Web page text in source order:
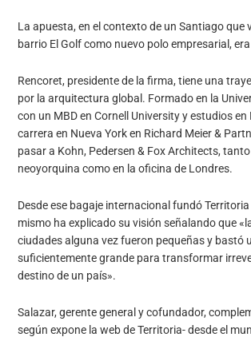
La apuesta, en el contexto de un Santiago que
barrio El Golf como nuevo polo empresarial,
Rencoret, presidente de la firma, tiene una
por la arquitectura global. Formado en la
con un MBD en Cornell University y estudios en
carrera en Nueva York en Richard Meier &
pasar a Kohn, Pedersen & Fox Architects,
neoyorquina como en la oficina de Londres.
Desde ese bagaje internacional fundó Territoria
mismo ha explicado su visión señalando que
ciudades alguna vez fueron pequeñas y bastó
suficientemente grande para transformar
destino de un país».
Salazar, gerente general y cofundador,
según expone la web de Territoria- desde el